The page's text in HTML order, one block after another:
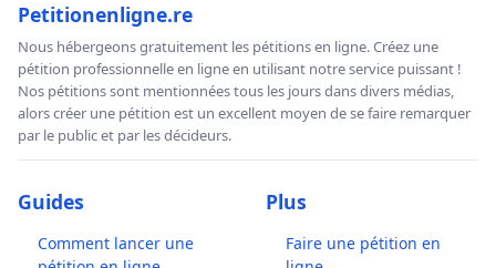
Petitionenligne.re
Nous hébergeons gratuitement les pétitions en ligne. Créez une
pétition professionnelle en ligne en utilisant notre service puissant !
Nos pétitions sont mentionnées tous les jours dans divers médias,
alors créer une pétition est un excellent moyen de se faire remarquer
par le public et par les décideurs.
Guides
Comment lancer une
Plus
Faire une pétition en